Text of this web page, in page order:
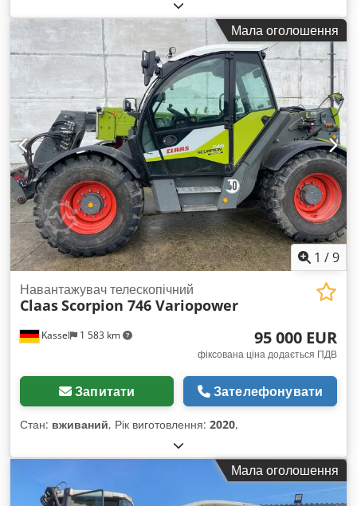
Мала оголошення
1 /9
Kassel 1 583 km
Навантажувач телескопічний
ClaasScorpion 746 Variopower
95 000 EUR
фіксована ціна додається ПДВ
Запитати Зателефонувати
Стан: вживаний, Рік виготовлення: 2020,
Мала оголошення